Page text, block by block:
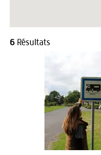
6 Résultats